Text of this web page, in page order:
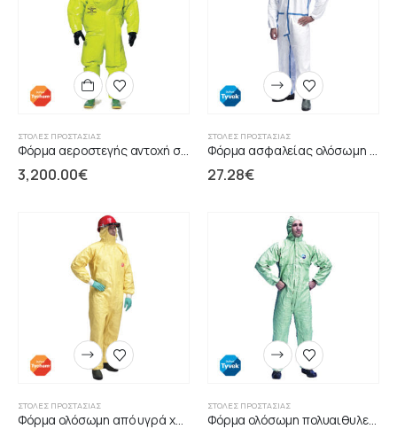
ΣΤΟΛΈΣ ΠΡΟΣΤΑΣΊΑΣ
Φόρμα αεροστεγής αντοχή σε διάτρηση TYCHEM
3,200.00€
ΣΤΟΛΈΣ ΠΡΟΣΤΑΣΊΑΣ
27.28€
ΣΤΟΛΈΣ ΠΡΟΣΤΑΣΊΑΣ
Φόρμα ολόσωμη από υγρά χημικά TYCHEM 2000C
ΣΤΟΛΈΣ ΠΡΟΣΤΑΣΊΑΣ
Φόρμα ολόσωμη πολυαιθυλενίου πράσινη